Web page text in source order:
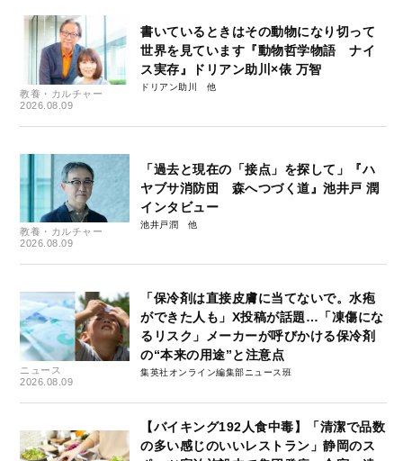
教養・カルチャー
2026.08.09
書いているときはその動物になり切って
世界を見ています『動物哲学物語 ナイ
ス実存』ドリアン助川×俵 万智
ドリアン助川
教養・カルチャー
2026.08.09
「過去と現在の「接点」を探して」『ハ
ヤブサ消防団 森へつづく道』池井戸 潤
インタビュー
池井戸潤
ニュース
2026.08.09
「保冷剤は直接皮膚に当てないで。水疱
ができた人も」X投稿が話題…「凍傷にな
るリスク」メーカーが呼びかける保冷剤
の“本来の用途”と注意点
集英社オンライン編集部ニュース班
【バイキング192人食中毒】「清潔で品数
の多い感じのいいレストラン」静岡のス